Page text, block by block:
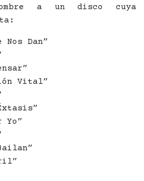
a un disco cuya
Nos Dan”
Vital”
Yo”